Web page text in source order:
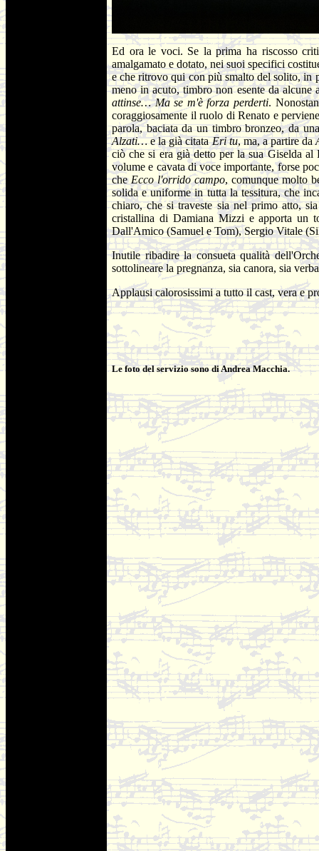
Ed ora le voci. Se la prima ha riscosso
amalgamato e dotato, nei suoi specifici
e che ritrovo qui con più smalto del solito, in
meno in acuto, timbro non esente da
attinse… Ma se m'è forza perderti.
coraggiosamente il ruolo di Renato e
parola, baciata da un timbro bronzeo, da
Alzati…e la già citataEri tu, ma, a partire da
ciò che si era già detto per la sua Giselda
volume e cavata di voce importante, forse
che Ecco l'orrido campo, comunque molto
solida e uniforme in tutta la tessitura, che
chiaro, che si traveste sia nel primo atto,
cristallina di Damiana Mizzi e apporta un
Dall'Amico (Samuel e Tom), Sergio Vitale
Inutile ribadire la consueta qualità
sottolineare la pregnanza, sia canora, sia
Applausi calorosissimi a tutto il cast, vera e
Le foto del servizio sono di Andrea Macchia.